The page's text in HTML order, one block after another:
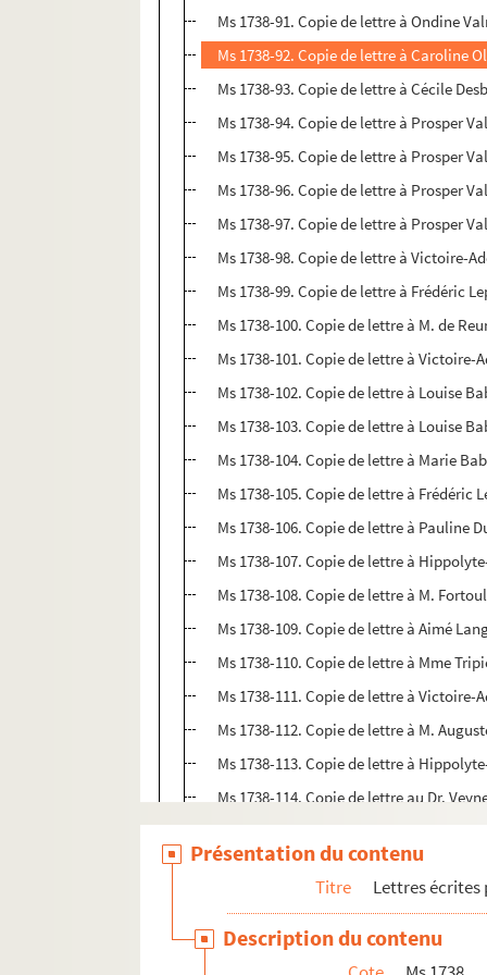
Ms 1738-91. Copie de lettre à Ondine
Ms 1738-92. Copie de lettre à Caroline
Ms 1738-93. Copie de lettre à Cécile
Ms 1738-94. Copie de lettre à Prosper
Ms 1738-95. Copie de lettre à Prosper
Ms 1738-96. Copie de lettre à Prosper
Ms 1738-97. Copie de lettre à Prosper
Ms 1738-98. Copie de lettre à Victoire-
Ms 1738-99. Copie de lettre à Frédéric
Ms 1738-100. Copie de lettre à M. de
Ms 1738-101. Copie de lettre à
Ms 1738-102. Copie de lettre à Louise
Ms 1738-103. Copie de lettre à Louise
Ms 1738-104. Copie de lettre à Marie
Ms 1738-105. Copie de lettre à Frédéric
Ms 1738-106. Copie de lettre à Pauline
Ms 1738-107. Copie de lettre à
Ms 1738-108. Copie de lettre à M.
Ms 1738-109. Copie de lettre à Aimé
Ms 1738-110. Copie de lettre à Mme
Ms 1738-111. Copie de lettre à
Ms 1738-112. Copie de lettre à M.
Ms 1738-113. Copie de lettre à
Ms 1738-114. Copie de lettre au Dr.
Ms 1738-115. Copie de lettre à M.
Ms 1738-116. Copie de lettre à Désiré
Ms 1738-117. Copie de lettre à
Ms 1738-118. Copie de lettre à Félix
Ms 1738-119. Copie de lettre à
Présentation du contenu
Titre Lettres écrites
Description du contenu